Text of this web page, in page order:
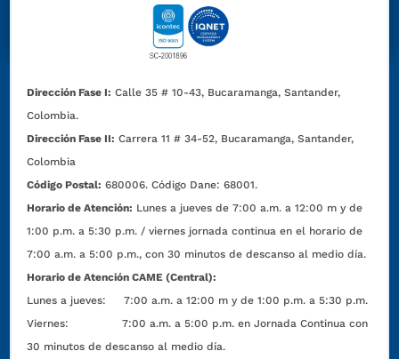
Dirección Fase I: Calle 35 # 10-43, Bucaramanga, Santander,
Colombia.
Dirección Fase II: Carrera 11 # 34-52, Bucaramanga, Santander,
Colombia
Código Postal: 680006. Código Dane: 68001.
Horario de Atención: Lunes a jueves de 7:00 a.m. a 12:00 m y de
1:00 p.m. a 5:30 p.m. / viernes jornada continua en el horario de
7:00 a.m. a 5:00 p.m., con 30 minutos de descanso al medio día.
Horario de Atención CAME (Central):
Lunes a jueves: 7:00 a.m. a 12:00 m y de 1:00 p.m. a 5:30 p.m.
Viernes: 7:00 a.m. a 5:00 p.m. en Jornada Continua con
30 minutos de descanso al medio día.